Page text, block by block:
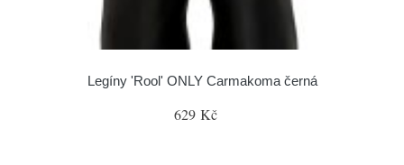
Legíny 'Rool' ONLY Carmakoma černá
629 Kč